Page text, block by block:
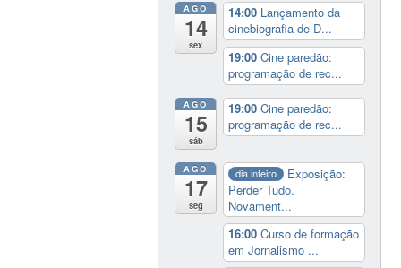
AGO
14
sex
14:00 Lançamento da
cinebiografia de D...
19:00Cine paredão:
programação de rec...
AGO
15
sáb
19:00Cine paredão:
programação de rec...
AGO
17
seg
dia inteiro
Exposição:
Perder Tudo.
Novament...
16:00Curso de formação
em Jornalismo ...